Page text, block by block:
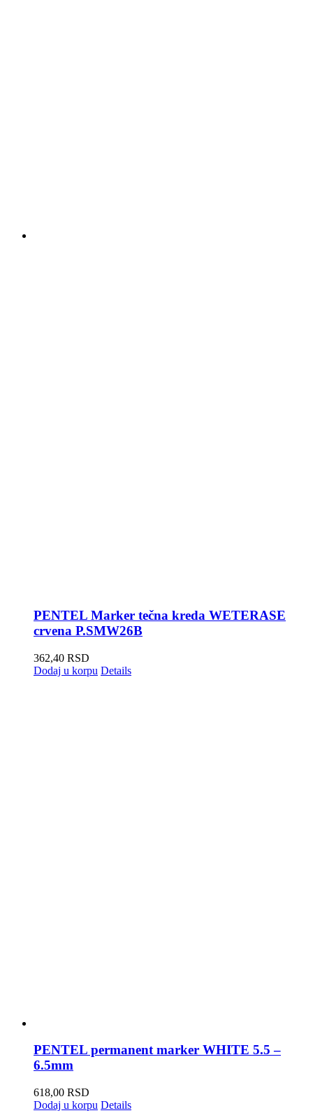
PENTEL Marker tečna kreda WETERASE
crvena P.SMW26B
362,40 RSD
Dodaj u korpu Details
PENTEL permanent marker WHITE 5.5 –
6.5mm
618,00 RSD
Dodaj u korpu Details